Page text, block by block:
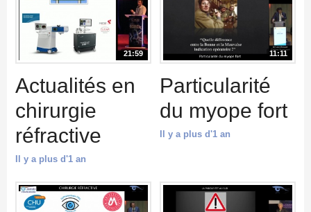
21:59
Actualités en
chirurgie
réfractive
Il y a plus d'1 an
11:11
Particularité
du myope fort
Il y a plus d'1 an